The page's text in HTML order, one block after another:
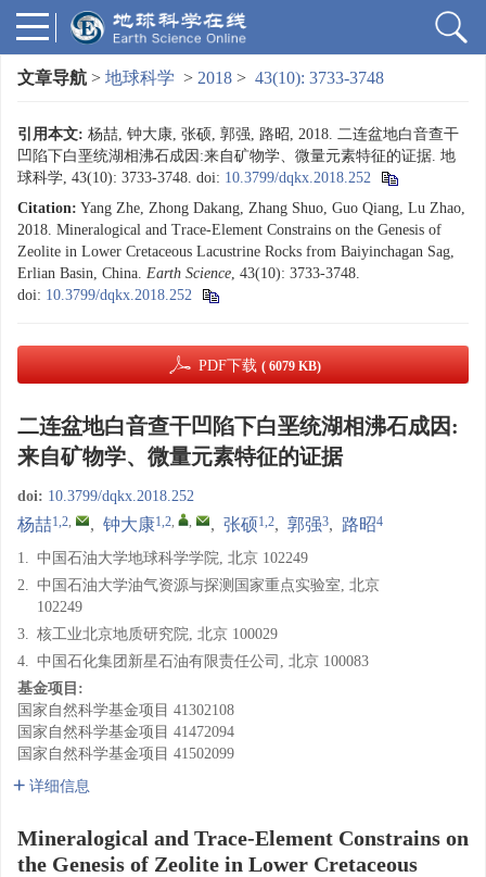
文章导航 > 地球科学 > 2018 > 43(10): 3733-3748
引用本文: 杨喆, 钟大康, 张硕, 郭强, 路昭, 2018. 二连盆地白音查干
凹陷下白垩统湖相沸石成因:来自矿物学、微量元素特征的证据. 地
球科学, 43(10): 3733-3748. doi: 10.3799/dqkx.2018.252
Citation: Yang Zhe, Zhong Dakang, Zhang Shuo, Guo Qiang, Lu Zhao,
2018. Mineralogical and Trace-Element Constrains on the Genesis of
Zeolite in Lower Cretaceous Lacustrine Rocks from Baiyinchagan Sag,
Erlian Basin, China. Earth Science, 43(10): 3733-3748.
doi: 10.3799/dqkx.2018.252
PDF下载 ( 6079 KB)
二连盆地白音查干凹陷下白垩统湖相沸石成因:
来自矿物学、微量元素特征的证据
doi: 10.3799/dqkx.2018.252
杨喆1,2, , 钟大康1,2, , , 张硕1,2, 郭强3, 路昭4
1. 中国石油大学地球科学学院, 北京 102249
2. 中国石油大学油气资源与探测国家重点实验室, 北京
102249
3. 核工业北京地质研究院, 北京 100029
4. 中国石化集团新星石油有限责任公司, 北京 100083
基金项目:
国家自然科学基金项目 41302108
国家自然科学基金项目 41472094
国家自然科学基金项目 41502099
详细信息
Mineralogical and Trace-Element Constrains on
the Genesis of Zeolite in Lower Cretaceous